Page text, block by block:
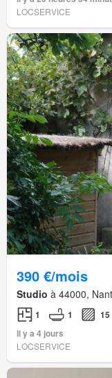
LOCSERVICE
390 €/mois
Studio à 44000,
1 1
15
Il y a 4 jours
LOCSERVICE